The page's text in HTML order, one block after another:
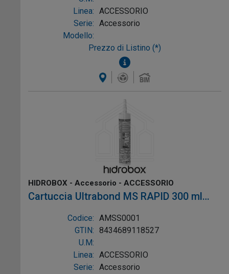
Linea: ACCESSORIO
Serie: Accessorio
Modello:
Prezzo di Listino (*)
HIDROBOX - Accessorio - ACCESSORIO
Cartuccia Ultrabond MS RAPID 300 ml
colore Bianco, mat Sc, Ref: AMSS0001
Codice: AMSS0001
GTIN: 8434689118527
U.M:
Linea: ACCESSORIO
Serie: Accessorio